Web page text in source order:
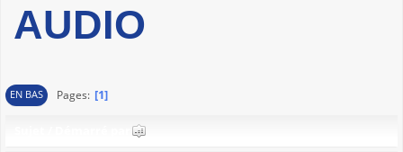
AUDIO
EN BAS Pages 1